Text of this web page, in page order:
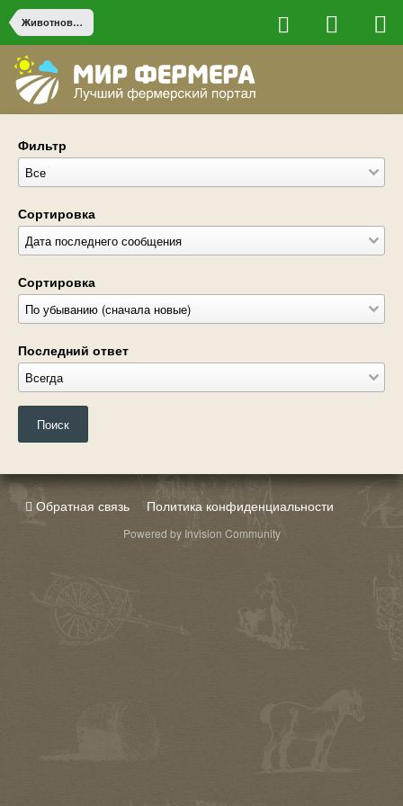
Животноводство
Фильтр
Сортировка
Сортировка
Последний ответ
Поиск
Обратная связь Политика конфиденциальности
Powered by Invision Community